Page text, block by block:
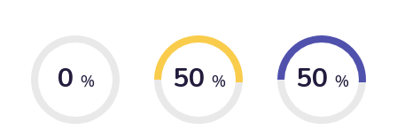
0 % 50 % 50 %